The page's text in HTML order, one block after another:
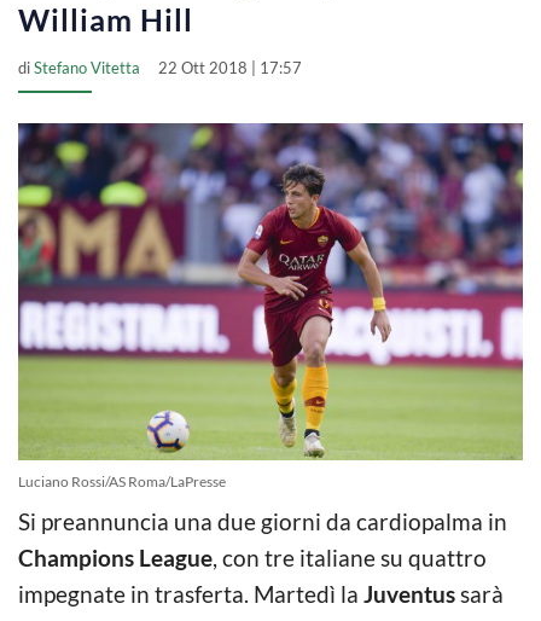
William Hill
diStefano Vitetta 22 Ott 2018 | 17:57
Luciano Rossi/AS Roma/LaPresse
Si preannuncia una due giorni da cardiopalma in
Champions League, con tre italiane su quattro
impegnate in trasferta. Martedì la Juventussarà